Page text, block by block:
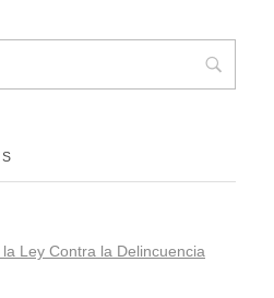
Ley Contra la Delincuencia